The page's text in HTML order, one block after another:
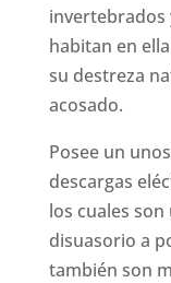
invertebrados
habitan en
su destreza
acosado.
Posee un
descargas
los cuales
disuasorio a
también son